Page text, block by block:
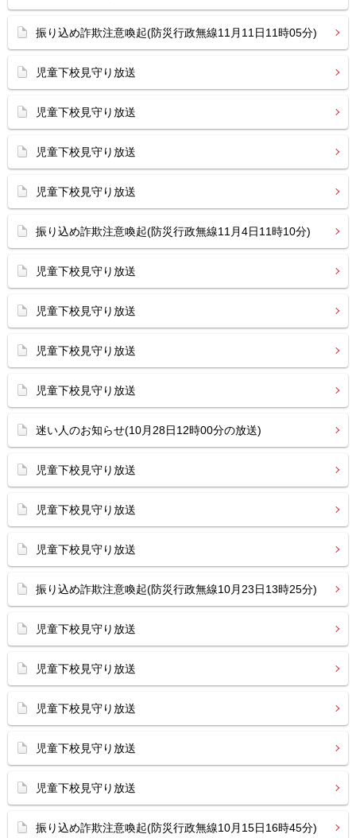
振り込め詐欺注意喚起(防災行政無線11月11日11時05分)
児童下校見守り放送
児童下校見守り放送
児童下校見守り放送
児童下校見守り放送
振り込め詐欺注意喚起(防災行政無線11月4日11時10分)
児童下校見守り放送
児童下校見守り放送
児童下校見守り放送
児童下校見守り放送
迷い人のお知らせ(10月28日12時00分の放送)
児童下校見守り放送
児童下校見守り放送
児童下校見守り放送
振り込め詐欺注意喚起(防災行政無線10月23日13時25分)
児童下校見守り放送
児童下校見守り放送
児童下校見守り放送
児童下校見守り放送
児童下校見守り放送
振り込め詐欺注意喚起(防災行政無線10月15日16時45分)